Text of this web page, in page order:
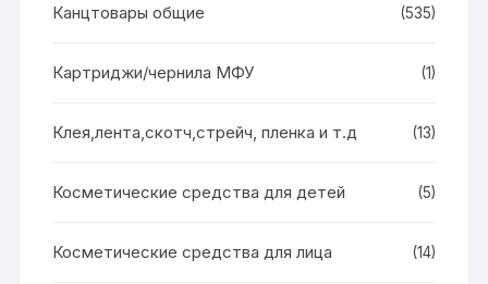
Канцтовары общие (535)
Картриджи/чернила МФУ (1)
Клея,лента,скотч,стрейч, пленка и т.д (13)
Косметические средства для детей (5)
Косметические средства для лица (14)